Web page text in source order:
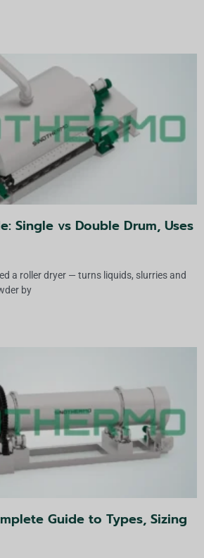
Single vs Double Drum, Uses
a roller dryer — turns liquids, slurries and
by
Guide to Types, Sizing